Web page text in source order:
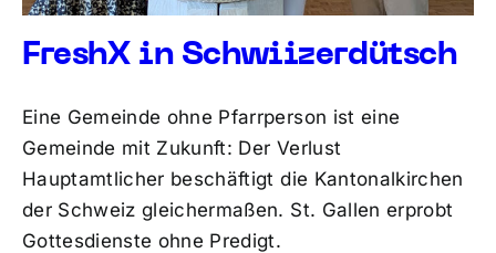
FreshX in Schwiizerdütsch
Eine Gemeinde ohne Pfarrperson ist eine
Gemeinde mit Zukunft: Der Verlust
Hauptamtlicher beschäftigt die Kantonalkirchen
der Schweiz gleichermaßen. St. Gallen erprobt
Gottesdienste ohne Predigt.